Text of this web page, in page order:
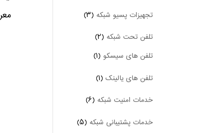
تجهیزات پسیو شبکه (۳)
تلفن تحت شبکه (۲)
تلفن های سیسکو (۱)
تلفن های یالینک (۱)
خدمات امنیت شبکه (۶)
خدمات پشتیبانی شبکه (۵)